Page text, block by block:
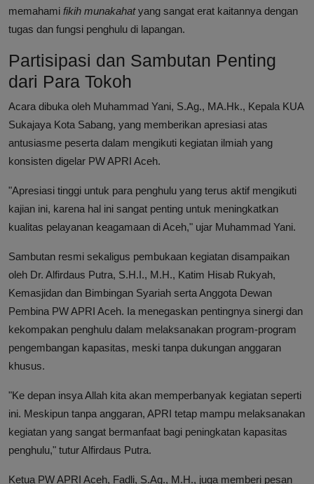
memahami fikih munakahatyang sangat erat kaitannya dengan
tugas dan fungsi penghulu di lapangan.
Partisipasi dan Sambutan Penting
dari Para Tokoh
Acara dibuka oleh Muhammad Yani, S.Ag., MA.Hk., Kepala KUA
Sukajaya Kota Sabang, yang memberikan apresiasi atas
antusiasme peserta dalam mengikuti kegiatan ilmiah yang
konsisten digelar PW APRI Aceh.
"Apresiasi tinggi untuk para penghulu yang terus aktif mengikuti
kajian ini, karena hal ini sangat penting untuk meningkatkan
kualitas pelayanan keagamaan di Aceh," ujar Muhammad Yani.
Sambutan resmi sekaligus pembukaan kegiatan disampaikan
oleh Dr. Alfirdaus Putra, S.H.I., M.H., Katim Hisab Rukyah,
Kemasjidan dan Bimbingan Syariah serta Anggota Dewan
Pembina PW APRI Aceh. Ia menegaskan pentingnya sinergi dan
kekompakan penghulu dalam melaksanakan program-program
pengembangan kapasitas, meski tanpa dukungan anggaran
khusus.
"Ke depan insya Allah kita akan memperbanyak kegiatan seperti
ini. Meskipun tanpa anggaran, APRI tetap mampu melaksanakan
kegiatan yang sangat bermanfaat bagi peningkatan kapasitas
penghulu," tutur Alfirdaus Putra.
Ketua PW APRI Aceh, Fadli, S.Ag., M.H., juga memberi pesan